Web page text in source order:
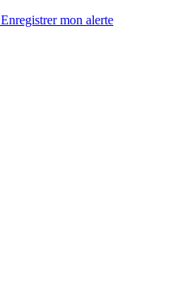
Enregistrermon alerte